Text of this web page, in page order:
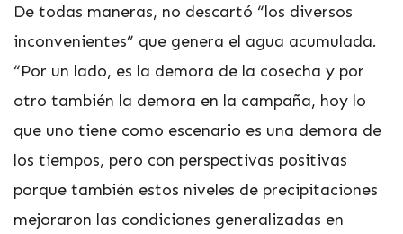
De todas maneras, no descartó “los diversos
inconvenientes” que genera el agua acumulada.
“Por un lado, es la demora de la cosecha y por
otro también la demora en la campaña, hoy lo
que uno tiene como escenario es una demora de
los tiempos, pero con perspectivas positivas
porque también estos niveles de precipitaciones
mejoraron las condiciones generalizadas en